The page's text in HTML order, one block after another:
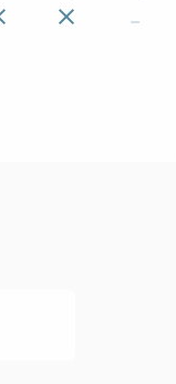
コ・アルス第２駐